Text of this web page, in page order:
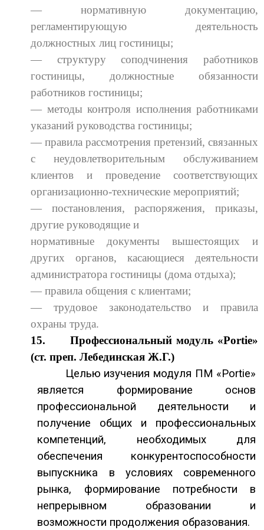
— нормативную документацию,
регламентирующую деятельность
должностных лиц гостиницы;
— структуру соподчинения работников
гостиницы, должностные обязанности
работников гостиницы;
— методы контроля исполнения работниками
указаний руководства гостиницы;
— правила рассмотрения претензий, связанных
с неудовлетворительным обслуживанием
клиентов и проведение соответствующих
организационно-технические мероприятий;
— постановления, распоряжения, приказы,
другие руководящие и
нормативные документы вышестоящих и
других органов, касающиеся деятельности
администратора гостиницы (дома отдыха);
— правила общения с клиентами;
— трудовое законодательство и правила
охраны труда.
15.
Профессиональный модуль «Portie»
(ст. преп. Лебединская Ж.Г.)
Целью изучения модуля ПМ «Portie»
является формирование основ
профессиональной деятельности и
получение общих и профессиональных
компетенций, необходимых для
обеспечения конкурентоспособности
выпускника в условиях современного
рынка, формирование потребности в
непрерывном образовании и
возможности продолжения образования.